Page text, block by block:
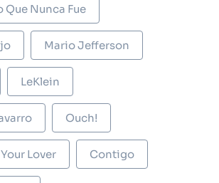
Que Nunca Fue
Mario Jefferson
LeKlein
Ouch!
Lover Contigo